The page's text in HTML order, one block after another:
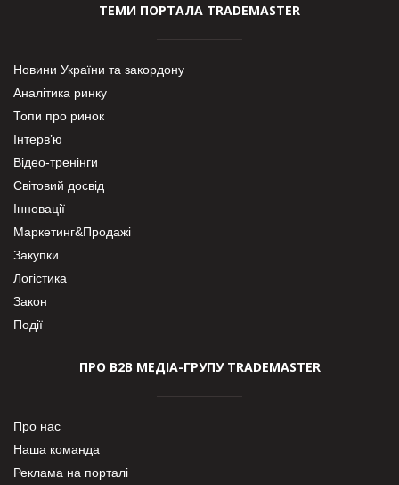
ТЕМИ ПОРТАЛА TRADEMASTER
Новини України та закордону
Аналітика ринку
Топи про ринок
Інтерв’ю
Відео-тренінги
Світовий досвід
Інновації
Маркетинг&Продажі
Закупки
Логістика
Закон
Події
ПРО В2В МЕДІА-ГРУПУ TRADEMASTER
Про нас
Наша команда
Реклама на порталі